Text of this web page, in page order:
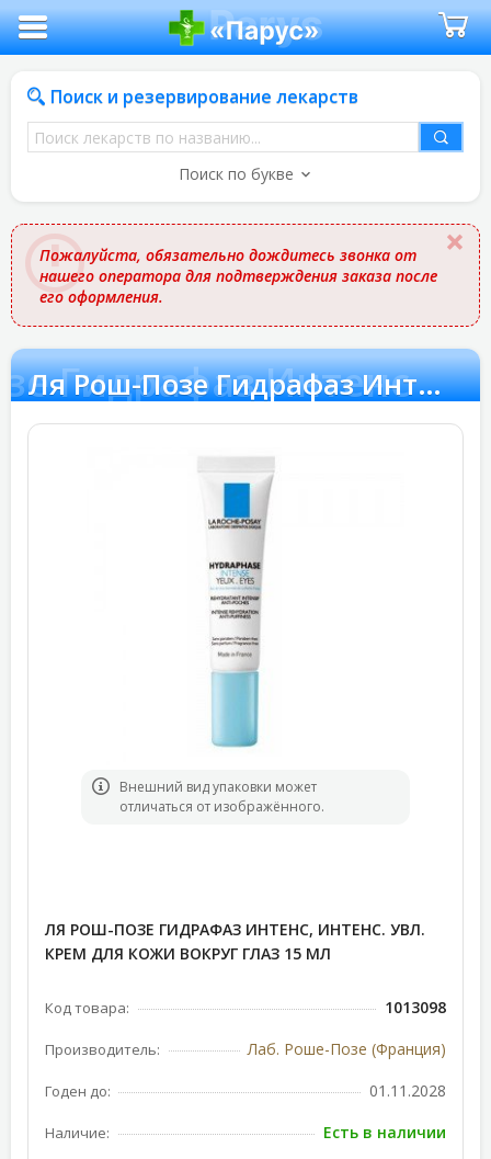
Поиск и резервирование лекарств
Поиск
лекарств
названию
Поиск по букве
Пожалуйста, обязательно дождитесь звонка от
нашего оператора для подтверждения заказа после
его оформления.
Гидрафаз Интенс Ля Рош-Позе Гидрафаз Интенс
Bнешний вид упаковки может
отличаться от изображённого.
ЛЯ РОШ-ПОЗЕ ГИДРАФАЗ ИНТЕНС, ИНТЕНС. УВЛ.
КРЕМ ДЛЯ КОЖИ ВОКРУГ ГЛАЗ 15 МЛ
Код товара: 1013098
Производитель: Лаб. Роше-Позе (Франция)
Годен до: 01.11.2028
Наличие:
Есть в наличии